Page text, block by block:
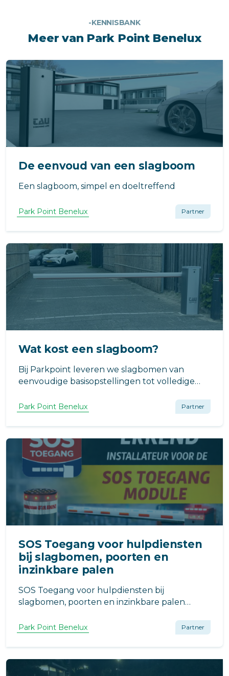
-KENNISBANK
Meer van Park Point Benelux
De eenvoud van een slagboom
Een slagboom, simpel en doeltreffend
Park Point Benelux Partner
Wat kost een slagboom?
Bij Parkpoint leveren we slagbomen van
eenvoudige basisopstellingen tot volledige
Parkpoint levert, installeert en onderhoud
Park Point Benelux Partner
SOS Toegang voor hulpdiensten
bij slagbomen, poorten en
inzinkbare palen
SOS Toegang voor hulpdiensten bij
slagbomen, poorten en inzinkbare palen
en politie bij noodsituaties. Parkpoint is
Park Point Benelux Partner